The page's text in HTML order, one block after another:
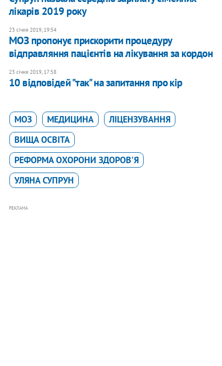
лікарів 2019 року
23 січня 2019, 19:54
МОЗ пропонує прискорити процедуру
відправляння пацієнтів на лікування за кордон
23 січня 2019, 17:58
10 відповідей "так" на запитання про кір
МОЗ МЕДИЦИНА
ЛІЦЕНЗУВАННЯ
ВИЩА ОСВІТА
РЕФОРМА ОХОРОНИ ЗДОРОВ'Я
УЛЯНА СУПРУН
РЕКЛАМА